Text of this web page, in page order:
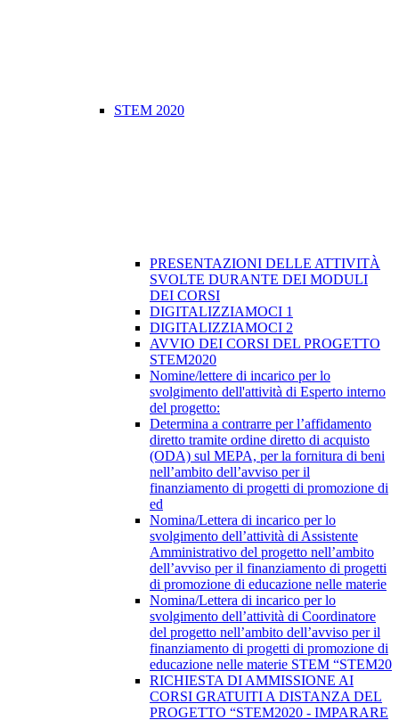
STEM 2020
PRESENTAZIONI DELLE ATTIVITÀ
SVOLTE DURANTE DEI MODULI
DEI CORSI
DIGITALIZZIAMOCI 1
DIGITALIZZIAMOCI 2
​AVVIO DEI CORSI DEL PROGETTO
STEM2020
Nomine/lettere di incarico per lo
svolgimento dell'attività di Esperto interno
del progetto:
Determina a contrarre per l’affidamento
diretto tramite ordine diretto di acquisto
(ODA) sul MEPA, per la fornitura di beni
nell’ambito dell’avviso per il
finanziamento di progetti di promozione di
ed
Nomina/Lettera di incarico per lo
svolgimento dell’attività di Assistente
Amministrativo del progetto nell’ambito
dell’avviso per il finanziamento di progetti
di promozione di educazione nelle materie
Nomina/Lettera di incarico per lo
svolgimento dell’attività di Coordinatore
del progetto nell’ambito dell’avviso per il
finanziamento di progetti di promozione di
educazione nelle materie STEM “STEM20
RICHIESTA DI AMMISSIONE AI
CORSI GRATUITI A DISTANZA DEL
PROGETTO “STEM2020 - IMPARARE